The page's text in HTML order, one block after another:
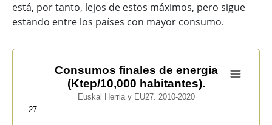
está, por tanto, lejos de estos máximos, pero sigue
estando entre los países con mayor consumo.
Consumos finales de energía (Ktep/10,000 habitantes).
Line chart with 2 lines.
Euskal Herria y EU27. 2010-2020
Consumos finales de energía
(Ktep/10,000 habitantes).
Euskal Herria y EU27. 2010-2020
27